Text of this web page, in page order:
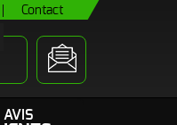
Contact
AVIS